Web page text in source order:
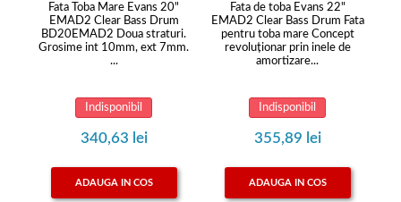
Fata Toba Mare Evans 20"
EMAD2 Clear Bass Drum
BD20EMAD2 Doua straturi.
Grosime int 10mm, ext 7mm.
...
Indisponibil
340,63 lei
ADAUGA IN COS
Fata de toba Evans 22"
EMAD2 Clear Bass Drum Fata
pentru toba mare Concept
revoluționar prin inele de
amortizare...
Indisponibil
355,89 lei
ADAUGA IN COS